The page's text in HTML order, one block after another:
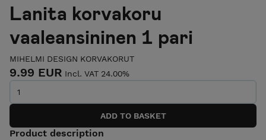
Lanita korvakoru
vaaleansininen 1 pari
MIHELMI DESIGN KORVAKORUT
9.99 EUR Incl. VAT 24.00%
Product description